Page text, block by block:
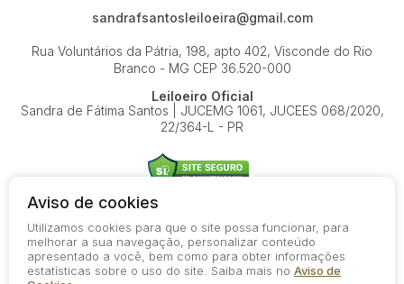
sandrafsantosleiloeira@gmail.com
Rua Voluntários da Pátria, 198, apto 402, Visconde do Rio
Branco - MG CEP 36.520-000
Leiloeiro Oficial
Sandra de Fátima Santos | JUCEMG 1061, JUCEES 068/2020,
22/364-L - PR
© 2026-present - Todos os direitos reservados
Política de Privacidade
Aviso de cookies
Utilizamos cookies para que o site possa funcionar, para
melhorar a sua navegação, personalizar conteúdo
apresentado a você, bem como para obter informações
estatísticas sobre o uso do site. Saiba mais no Aviso de